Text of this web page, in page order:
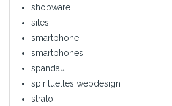
shopware
sites
smartphone
smartphones
spandau
spirituelles webdesign
strato